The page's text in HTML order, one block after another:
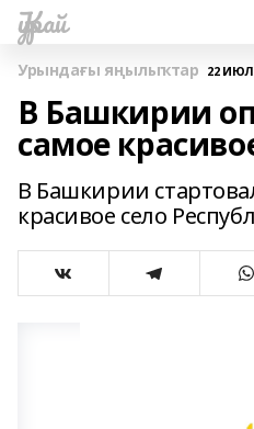
Ҡурай
Урындағы яңылыҡтар 22
В Башкирии
самое
В Башкирии
красивое село